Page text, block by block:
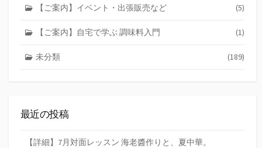
【ご案内】イベント・出張販売など (5)
【ご案内】自宅で学ぶ 調味料入門 (1)
未分類 (189)
最近の投稿
【詳細】7月対面レッスン 海老醬作りと、夏中華。